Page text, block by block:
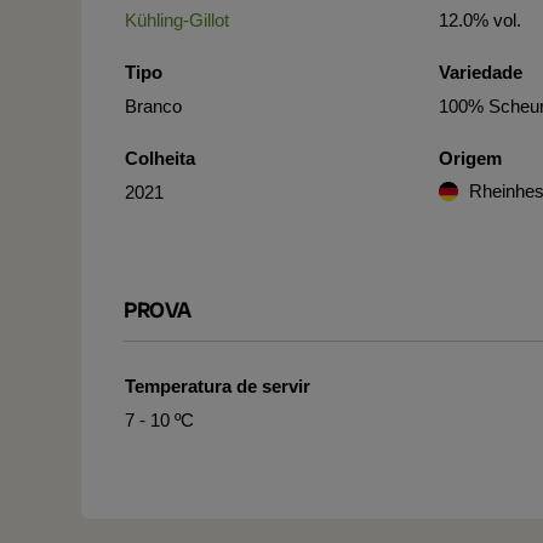
Kühling-Gillot
Tipo
Branco
Colheita
2021
12.0% vol.
Variedade
100%
Origem
PROVA
Temperatura de servir
7 - 10 ºC